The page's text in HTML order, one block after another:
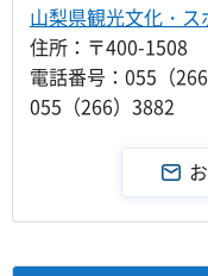
山梨県観光文化・
住所：〒400-1508
電話番号：055（
055（266）3882